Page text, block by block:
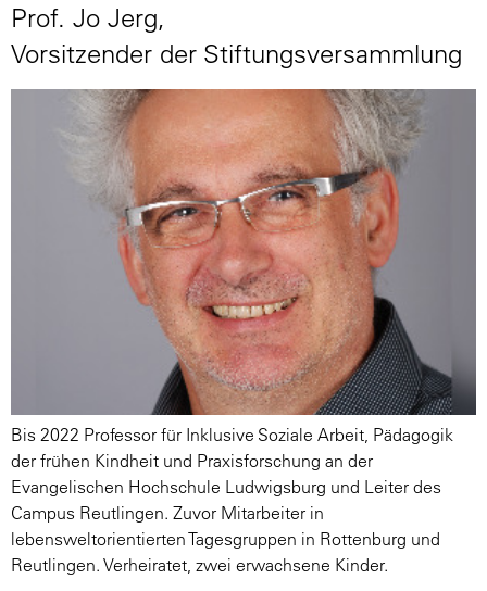
Prof. Jo Jerg,
Vorsitzender der Stiftungsversammlung
Bis 2022 Professor für Inklusive Soziale Arbeit, Pädagogik
der frühen Kindheit und Praxisforschung an der
Evangelischen Hochschule Ludwigsburg und Leiter des
Campus Reutlingen. Zuvor Mitarbeiter in
lebensweltorientierten Tagesgruppen in Rottenburg und
Reutlingen. Verheiratet, zwei erwachsene Kinder.